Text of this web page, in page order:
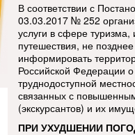
В соответствии с
03.03.2017 № 252
услуги в сфере
путешествия, не
информировать
Российской Федерации
труднодоступной
связанных с
(экскурсантов) и их
ПРИ УХУДШЕНИИ